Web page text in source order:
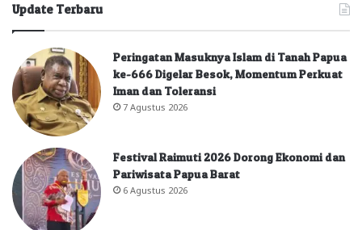
Update Terbaru
Peringatan Masuknya Islam di Tanah Papua
ke-666 Digelar Besok, Momentum Perkuat
Iman dan Toleransi
7 Agustus 2026
Festival Raimuti 2026 Dorong Ekonomi dan
Pariwisata Papua Barat
6 Agustus 2026